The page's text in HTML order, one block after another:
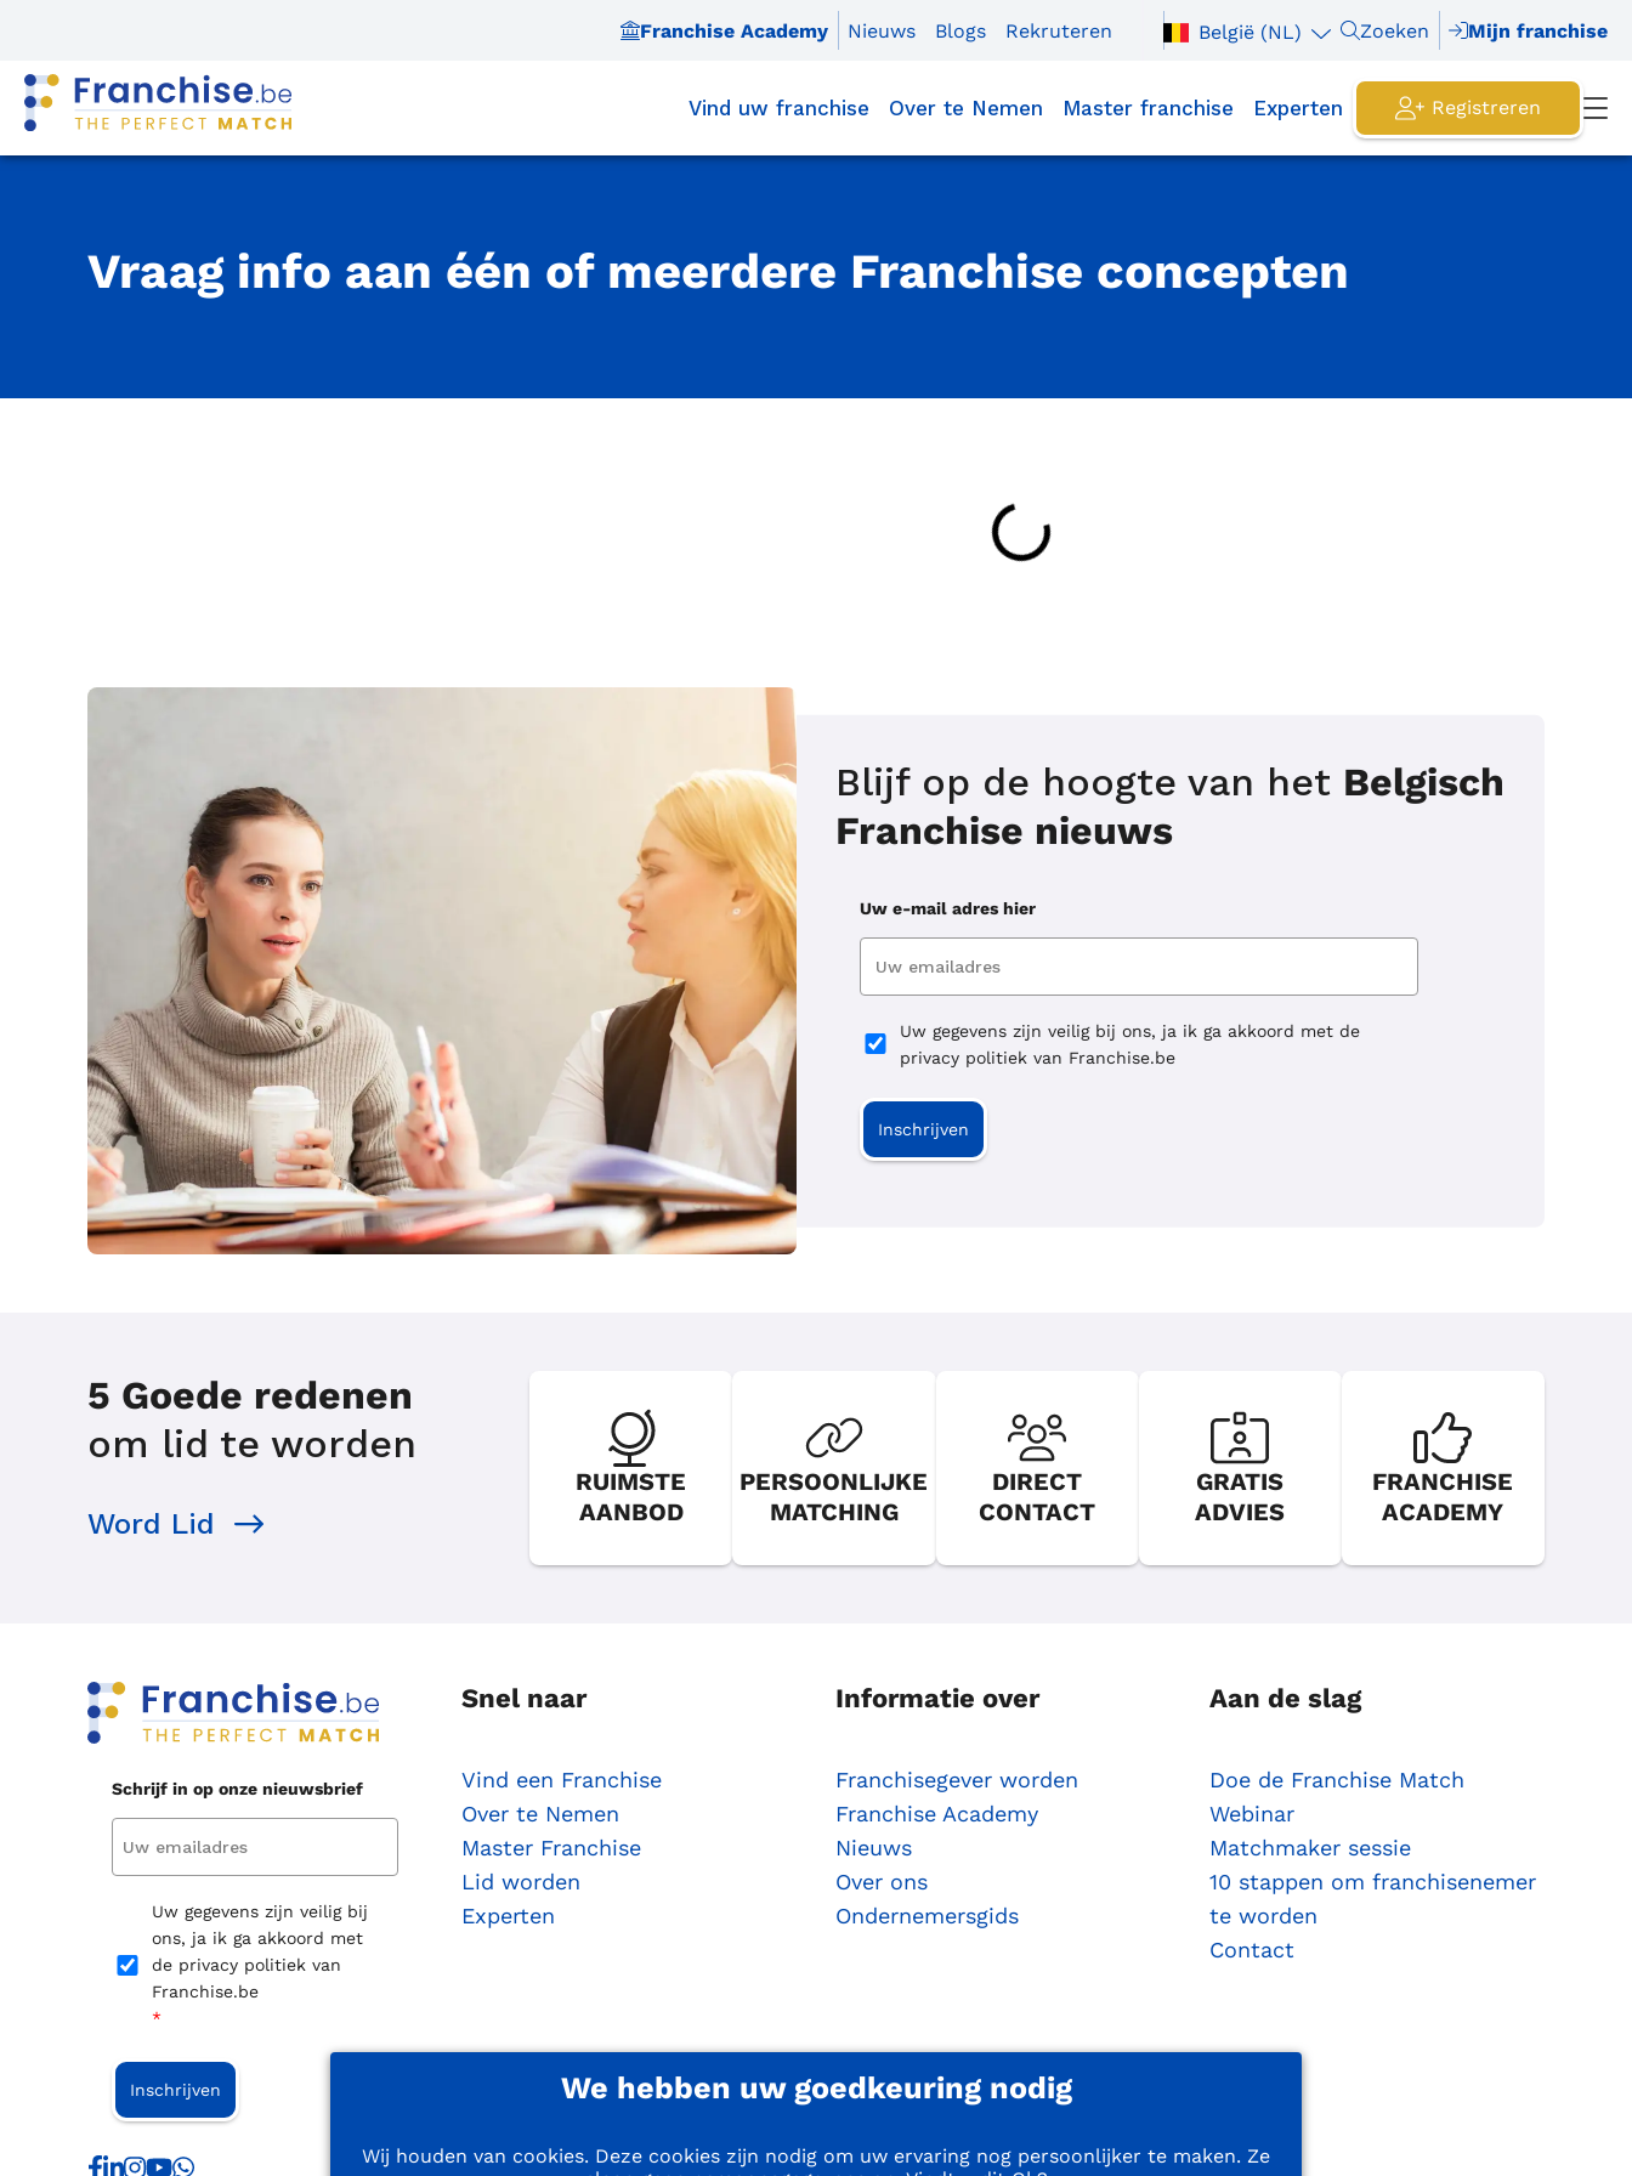
Franchise Academy Nieuws Blogs Rekruteren België (NL) Zoeken Mijn franchise
Vind uw franchise Over te Nemen Master franchise Experten Registreren
Vraag info aan één of meerdere Franchise concepten
Blijf op de hoogte van het Belgisch
Franchise nieuws
Uw e-mail adres hier
Uw gegevens zijn veilig bij ons, ja ik ga akkoord met de
privacy politiek van Franchise.be
Inschrijven
5 Goede redenen
om lid te worden
Word Lid
RUIMSTE
AANBOD
PERSOONLIJKE
MATCHING
DIRECT
CONTACT
GRATIS
ADVIES
FRANCHISE
ACADEMY
Schrijf in op onze nieuwsbrief
Uw gegevens zijn veilig bij
ons, ja ik ga akkoord met
de privacy politiek van
Franchise.be
*
Inschrijven
Snel naar
Vind een Franchise
Over te Nemen
Master Franchise
Lid worden
Experten
Informatie over
Franchisegever worden
Franchise Academy
Nieuws
Over ons
Ondernemersgids
Aan de slag
Doe de Franchise Match
Webinar
Matchmaker sessie
10 stappen om franchisenemer
te worden
Contact
We hebben uw goedkeuring nodig
Wij houden van cookies. Deze cookies zijn nodig om uw ervaring nog persoonlijker te maken. Ze